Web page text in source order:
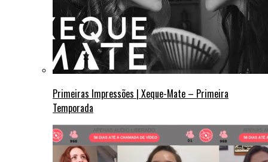
Primeiras Impressões | Xeque-Mate – Primeira
Temporada